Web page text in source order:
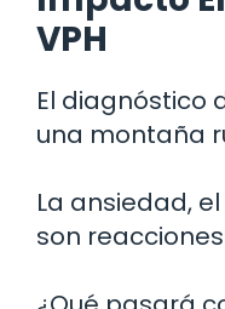
VPH
El diagnóstico
una montaña
La ansiedad,
son